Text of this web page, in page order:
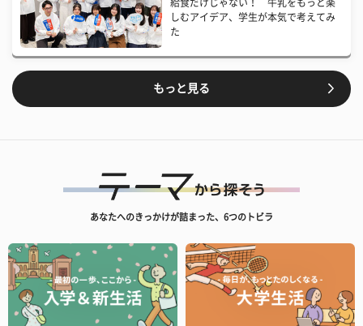
給食だけじゃない！ 牛乳をもっと楽
しむアイデア、学生が本気で考えてみ
た
もっと見る
あなたへのきっかけが詰まった、6つのトビラ